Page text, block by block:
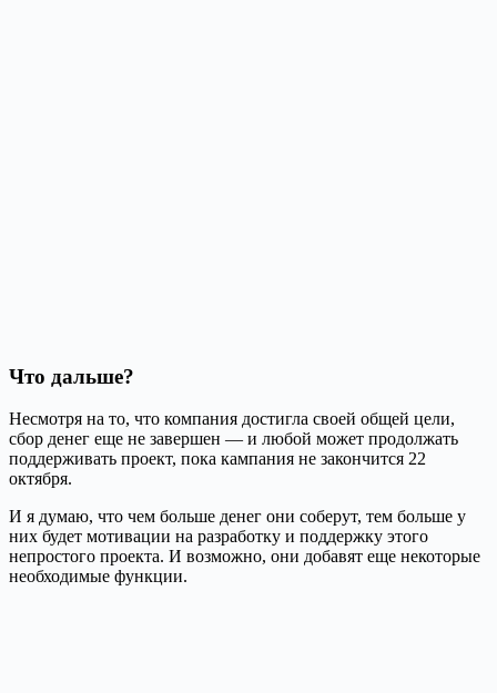
Что дальше?
Несмотря на то, что компания достигла своей общей цели,
сбор денег еще не завершен — и любой может продолжать
поддерживать проект, пока кампания не закончится 22
октября.
И я думаю, что чем больше денег они соберут, тем больше у
них будет мотивации на разработку и поддержку этого
непростого проекта. И возможно, они добавят еще некоторые
необходимые функции.